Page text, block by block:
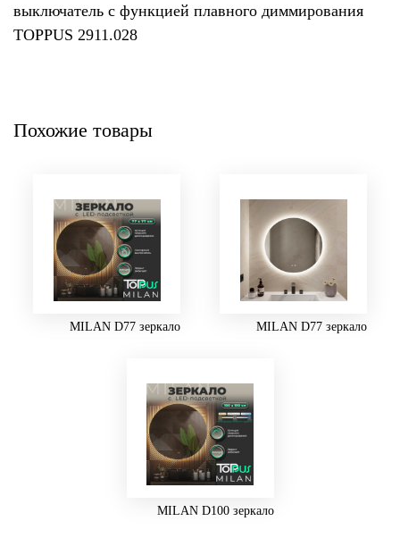
выключатель с функцией плавного диммирования
TOPPUS 2911.028
Похожие товары
MILAN D77 зеркало MILAN D77 зеркало
MILAN D100 зеркало